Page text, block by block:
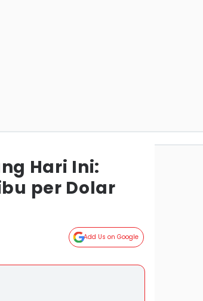
Hari Ini:
per Dolar
Add Us on Google